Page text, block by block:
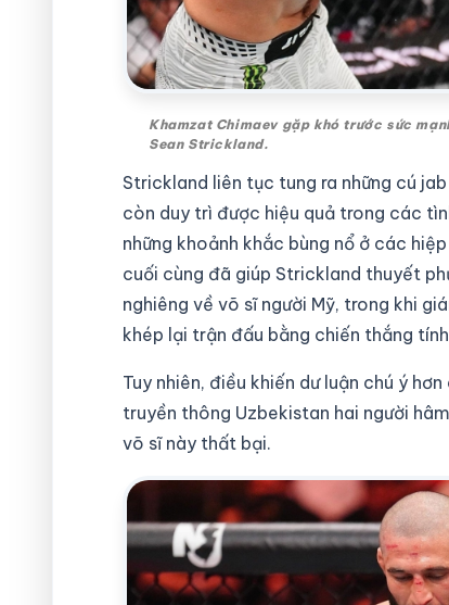
Khamzat Chimaev gặp khó trước sức
Sean Strickland.
Strickland liên tục tung ra những cú
còn duy trì được hiệu quả trong các
những khoảnh khắc bùng nổ ở các
cuối cùng đã giúp Strickland thuyết
nghiêng về võ sĩ người Mỹ, trong khi
khép lại trận đấu bằng chiến thắng
Tuy nhiên, điều khiến dư luận chú ý
truyền thông Uzbekistan hai người
võ sĩ này thất bại.